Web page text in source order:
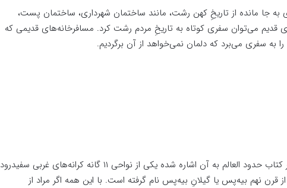
به جا مانده از تاریخِ کهن رشت، مانند ساختمان شهرداری، ساختمان پست،
قدیم می‌توان سفری کوتاه به تاریخِ مردم رشت کرد. مسافرخانه‌های قدیمی که
به سفری می‌برد که دلمان نمی‌خواهد از آن برگردیم.
رشت، که نخستین بار در سده چهارم در کتاب حدود العالم به آن اشاره شده یکی از نواحی ۱۱ گانه کرانه‌های غربی سفیدرود
نهم بیه‌پس یا گیلانِ بیه‌پس نام گرفته است. با این همه اگر مراد از